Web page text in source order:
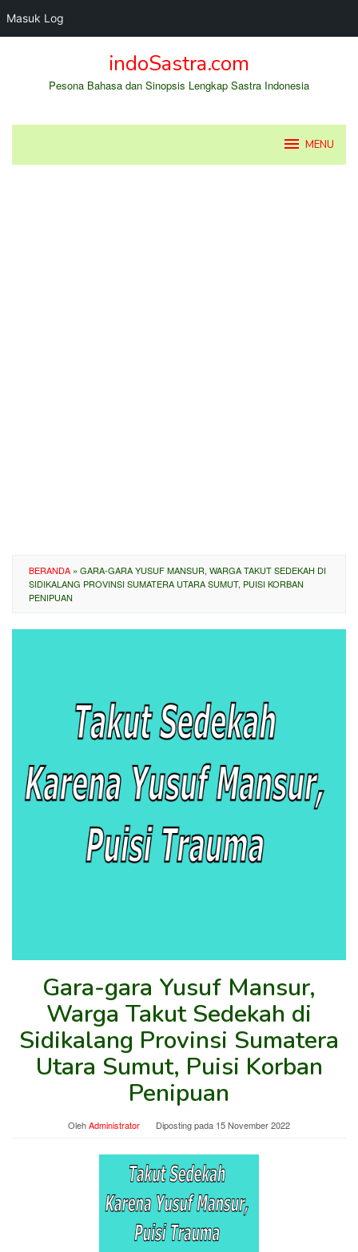
Masuk Log
indoSastra.com
Pesona Bahasa dan Sinopsis Lengkap Sastra Indonesia
MENU
BERANDA » GARA-GARA YUSUF MANSUR, WARGA TAKUT SEDEKAH DI
SIDIKALANG PROVINSI SUMATERA UTARA SUMUT, PUISI KORBAN
PENIPUAN
Gara-gara Yusuf Mansur,
Warga Takut Sedekah di
Sidikalang Provinsi Sumatera
Utara Sumut, Puisi Korban
Penipuan
OlehAdministrator Diposting pada 15 November 2022